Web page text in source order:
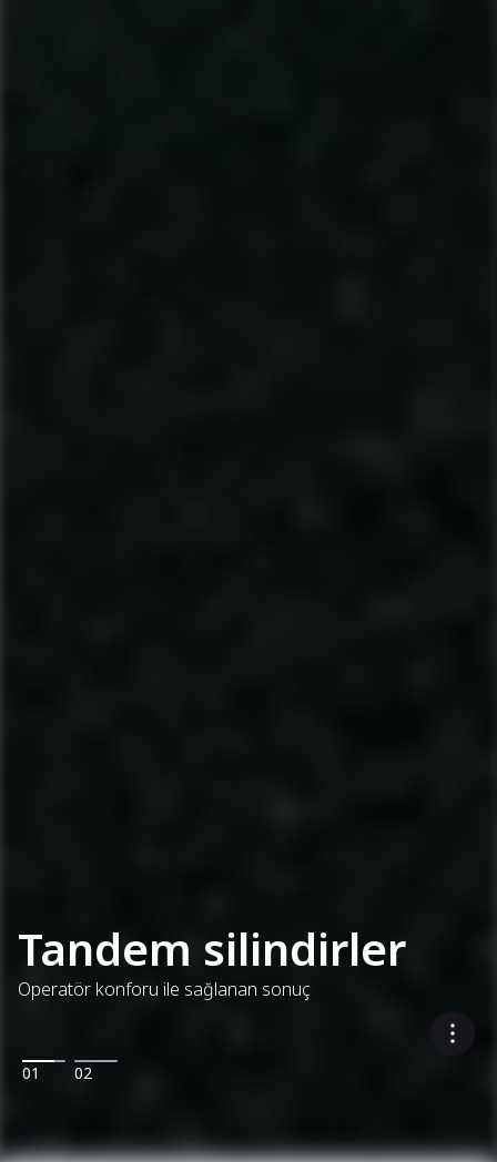
Tandem silindirler
Operatör konforu ile sağlanan sonuç
01 02